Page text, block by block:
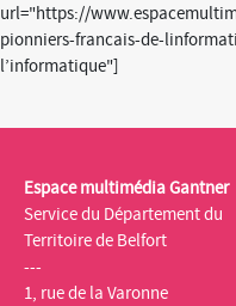
url="https://
pionniers-francais-de-
l’informatique"]
Espace multimédia Gantner
Service du Département du
Territoire de Belfort
---
1, rue de la Varonne